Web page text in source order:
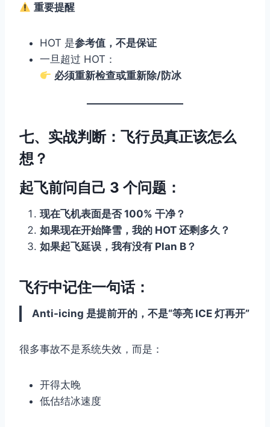
重要提醒
HOT 是参考值，不是保证
一旦超过 HOT：
必须重新检查或重新除/防冰
七、实战判断：飞行员真正该怎么
想？
起飞前问自己 3 个问题：
现在飞机表面是否 100% 干净？
如果现在开始降雪，我的 HOT 还剩多久？
如果起飞延误，我有没有 Plan B？
飞行中记住一句话：
Anti-icing 是提前开的，不是“等亮 ICE 灯再开”
很多事故不是系统失效，而是：
开得太晚
低估结冰速度